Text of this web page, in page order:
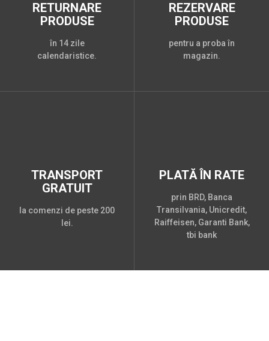
RETURNARE
PRODUSE
în 14 zile
calendaristice.
REZERVARE
PRODUSE
pentru a proba în
magazin.
TRANSPORT
GRATUIT
la comenzi de peste 200
lei.
PLATĂ ÎN RATE
prin BRD, Banca
Transilvania, Unicredit,
Raiffeisen, Garanti Bank,
tbi bank